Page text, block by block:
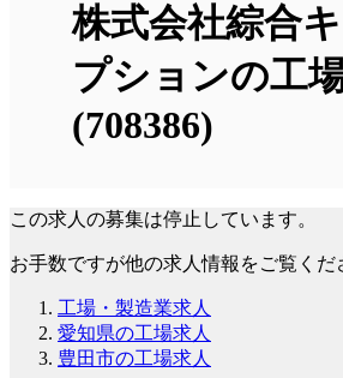
株式会社綜合
プションの工
(708386)
この求人の募集は停止しています。
お手数ですが他の求人情報をご覧くだ
工場・製造業求人
愛知県の工場求人
豊田市の工場求人